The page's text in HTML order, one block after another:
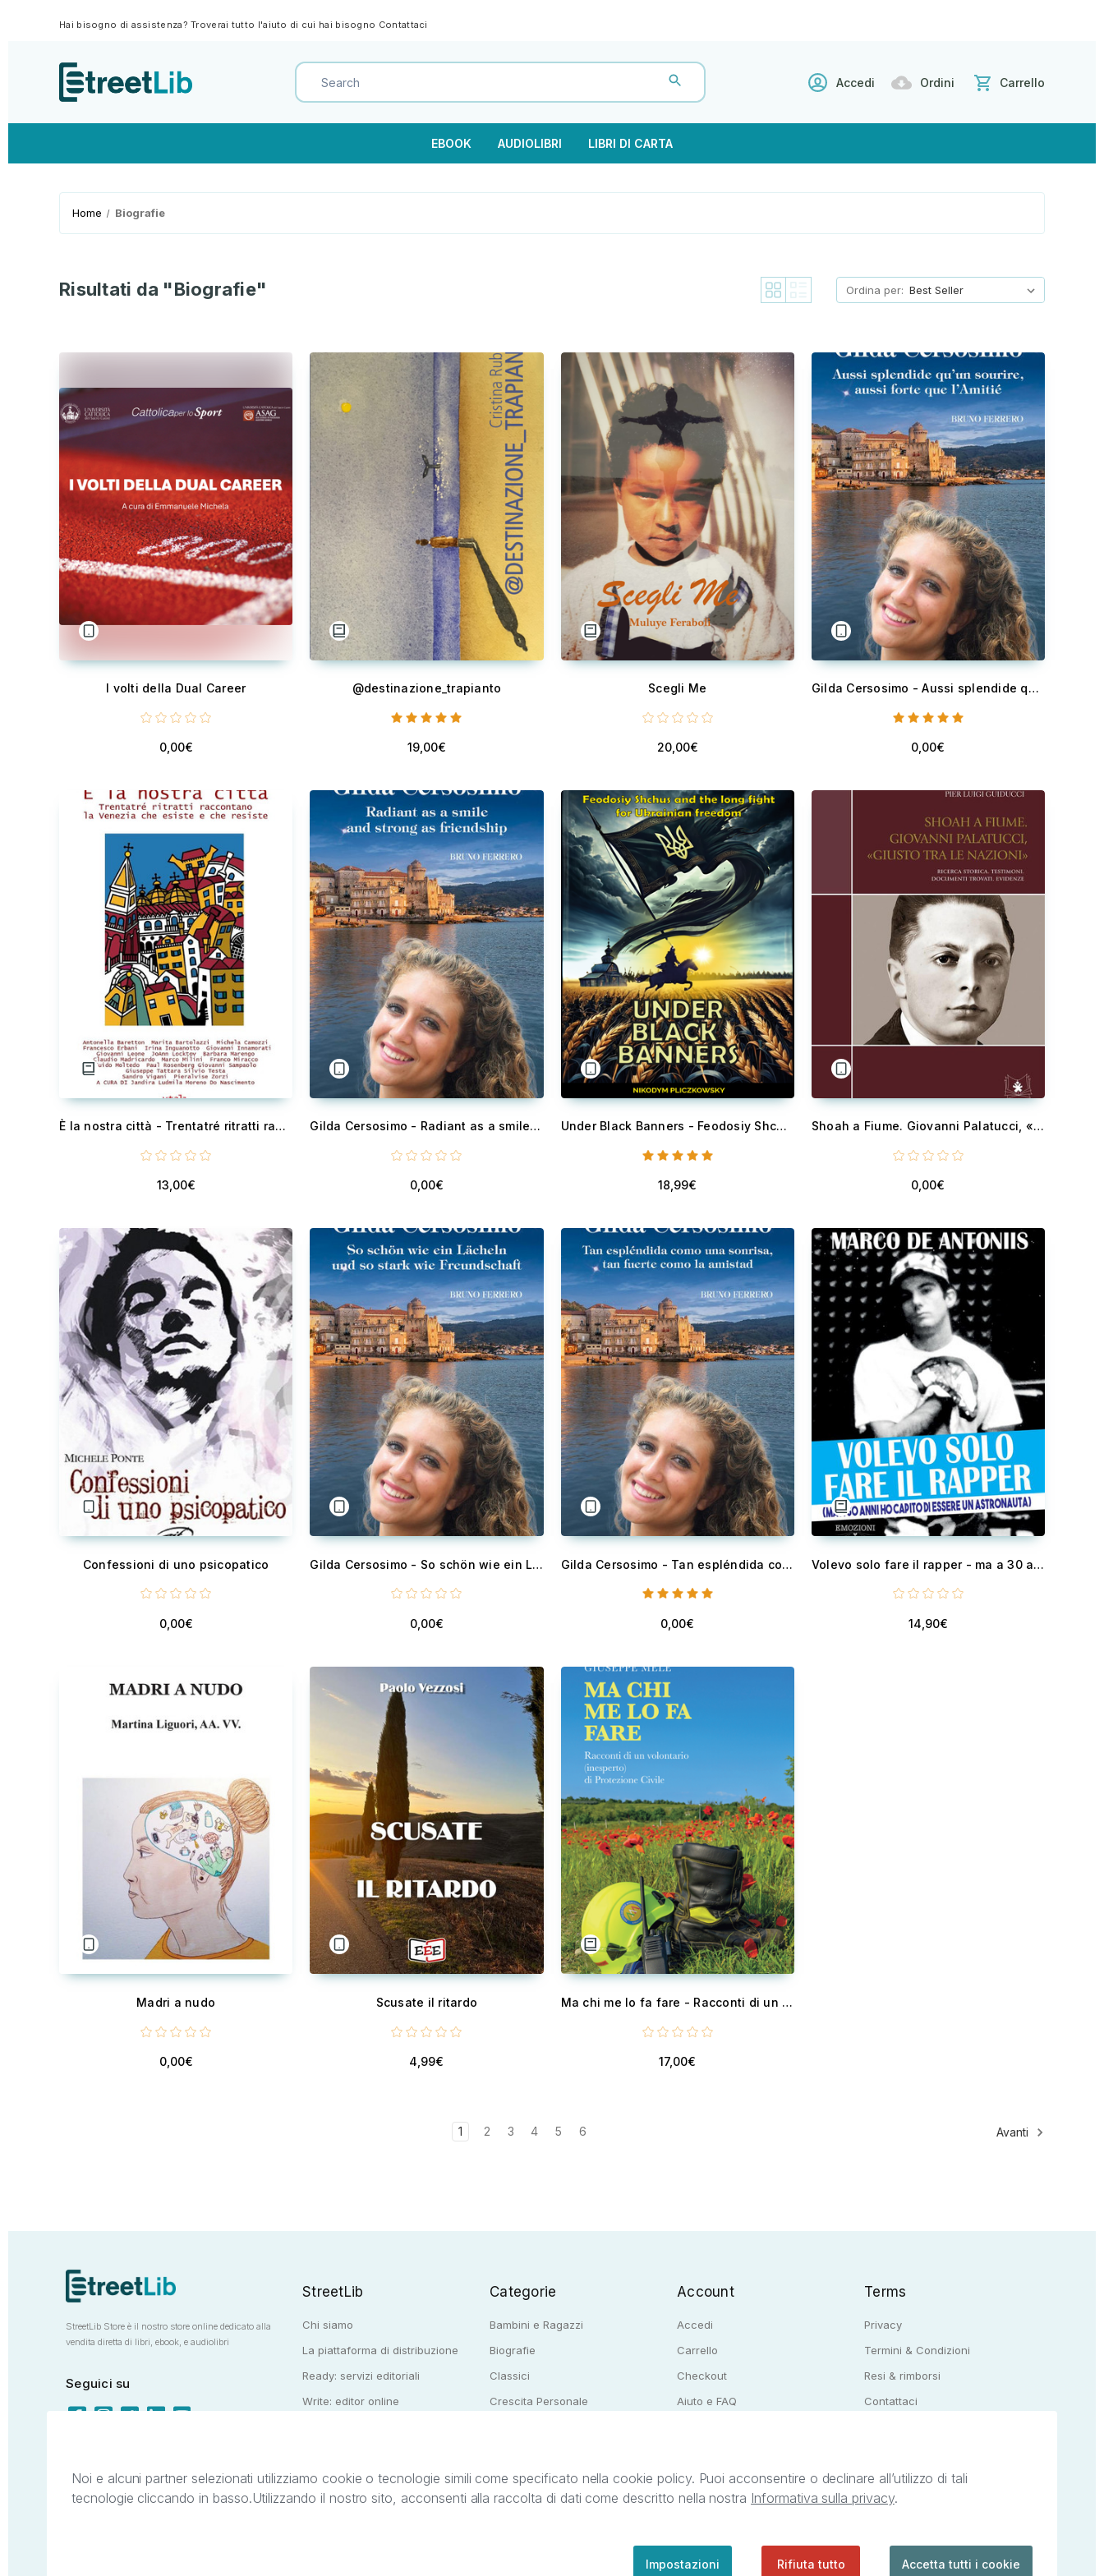
Hai bisogno di assistenza? Troverai tutto l'aiuto di cui hai bisogno Contattaci
Accedi Ordini Carrello
EBOOK AUDIOLIBRI LIBRI DI CARTA
Home Biografie
Risultati da "Biografie" Ordina per:
I volti della Dual Career
0,00€
@destinazione_trapianto
19,00€
Scegli Me
20,00€
Gilda Cersosimo - Aussi splendide qu’un sourire, aussi forte que l’Amitié
0,00€
È la nostra città - Trentatré ritratti raccontano la Venezia che esiste e che resiste
13,00€
Gilda Cersosimo - Radiant as a smile and strong as friendship
0,00€
Under Black Banners - Feodosiy Shchus and the long fight for Ukrainian freedom
18,99€
Shoah a Fiume. Giovanni Palatucci, «Giusto tra le nazioni» - Ricerca storica. Testimoni. Documenti trovati. Evidenze
0,00€
Confessioni di uno psicopatico
0,00€
Gilda Cersosimo - So schön wie ein Lächeln und so stark wie Freundschaft
0,00€
Gilda Cersosimo - Tan espléndida como una sonrisa, tan fuerte como la amistad
0,00€
Volevo solo fare il rapper - ma a 30 anni ho capito di essere un astronauta
14,90€
Madri a nudo
0,00€
Scusate il ritardo
4,99€
Ma chi me lo fa fare - Racconti di un volontario (inesperto) di Protezione Civile
17,00€
1 2 3 4 5 6 Avanti
StreetLib Store è il nostro store online dedicato alla
vendita diretta di libri, ebook, e audiolibri
Seguici su
StreetLib
Chi siamo
La piattaforma di distribuzione
Ready: servizi editoriali
Write: editor online
Categorie
Bambini e Ragazzi
Biografie
Classici
Crescita Personale
Account
Accedi
Carrello
Checkout
Aiuto e FAQ
Terms
Privacy
Termini & Condizioni
Resi & rimborsi
Contattaci
Il presente sito web è di proprietà di StreetLib S.r.l. C.F. e P.IVA 05338720963. StreetLib S.r.l. è titolare di tutti i diritti di proprietà intellettuale afferenti ai marchi, loghi e
Noi e alcuni partner selezionati utilizziamo cookie o tecnologie simili come specificato nella cookie policy. Puoi acconsentire o declinare all’utilizzo di tali
tecnologie cliccando in basso.Utilizzando il nostro sito, acconsenti alla raccolta di dati come descritto nella nostra Informativa sulla privacy.
Impostazioni Rifiuta tutto Accetta tutti i cookie